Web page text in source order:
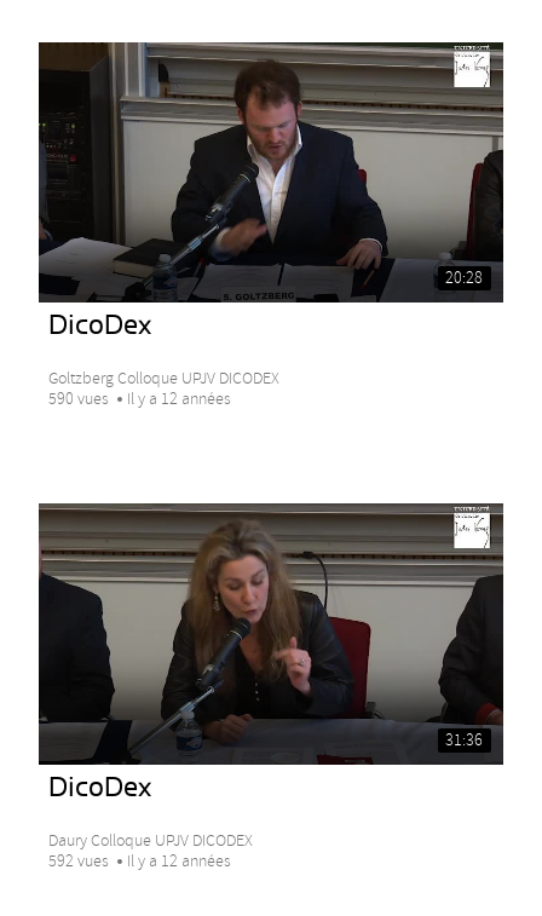
20:28
DicoDex
Goltzberg Colloque UPJV DICODEX
590 vues
Il y a 12 années
31:36
DicoDex
Daury Colloque UPJV DICODEX
592 vues
Il y a 12 années